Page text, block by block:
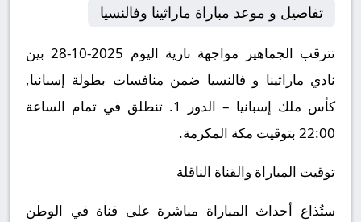
تفاصيل و موعد مباراة ماراثينا وفالنسيا
تترقب الجماهير مواجهة نارية اليوم 2025-10-28 بين
نادي ماراثينا و فالنسيا ضمن منافسات بطولة إسبانيا,
كأس ملك إسبانيا – الدور 1.
تنطلق في تمام الساعة
22:00 بتوقيت مكة المكرمة.
توقيت المباراة والقناة الناقلة
ستُذاع أحداث المباراة مباشرة على قناة في الوطن